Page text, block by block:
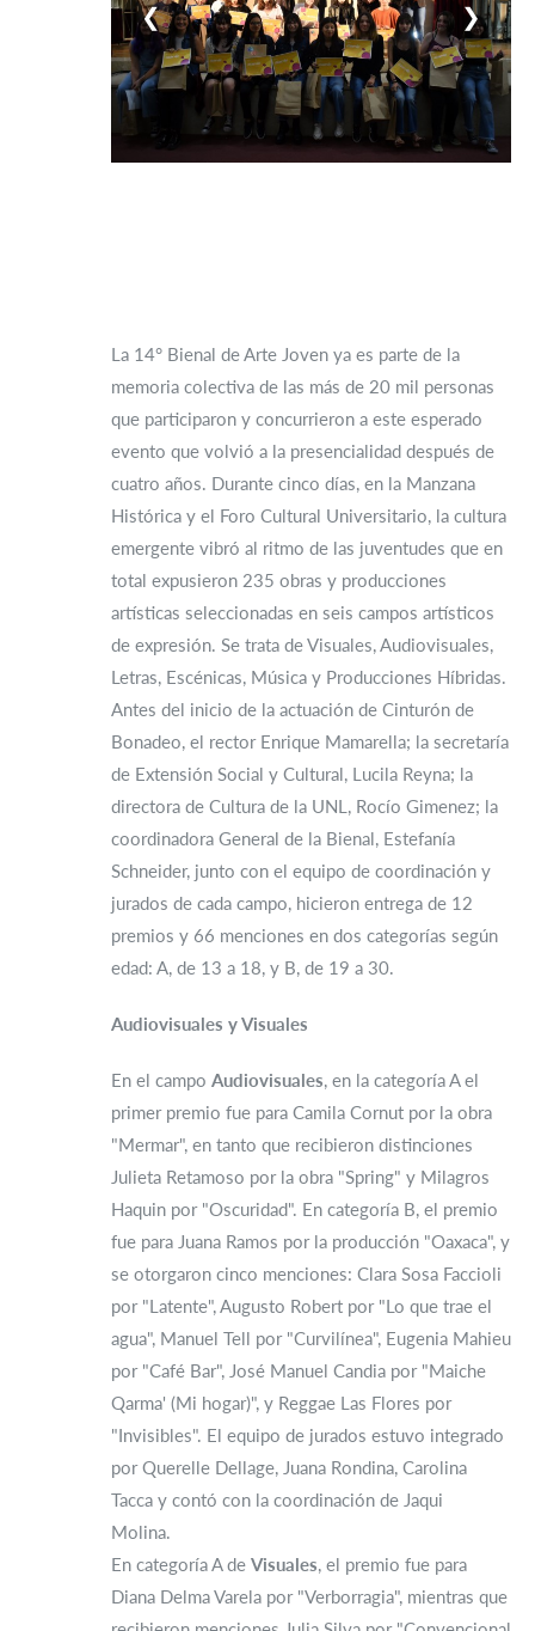
❮ ❯
La 14° Bienal de Arte Joven ya es parte de la
memoria colectiva de las más de 20 mil personas
que participaron y concurrieron a este esperado
evento que volvió a la presencialidad después de
cuatro años. Durante cinco días, en la Manzana
Histórica y el Foro Cultural Universitario, la cultura
emergente vibró al ritmo de las juventudes que en
total expusieron 235 obras y producciones
artísticas seleccionadas en seis campos artísticos
de expresión. Se trata de Visuales, Audiovisuales,
Letras, Escénicas, Música y Producciones Híbridas.
Antes del inicio de la actuación de Cinturón de
Bonadeo, el rector Enrique Mamarella; la secretaría
de Extensión Social y Cultural, Lucila Reyna; la
directora de Cultura de la UNL, Rocío Gimenez; la
coordinadora General de la Bienal, Estefanía
Schneider, junto con el equipo de coordinación y
jurados de cada campo, hicieron entrega de 12
premios y 66 menciones en dos categorías según
edad: A, de 13 a 18, y B, de 19 a 30.
Audiovisuales y Visuales
En el campo Audiovisuales, en la categoría A el
primer premio fue para Camila Cornut por la obra
"Mermar", en tanto que recibieron distinciones
Julieta Retamoso por la obra "Spring" y Milagros
Haquin por "Oscuridad". En categoría B, el premio
fue para Juana Ramos por la producción "Oaxaca", y
se otorgaron cinco menciones: Clara Sosa Faccioli
por "Latente", Augusto Robert por "Lo que trae el
agua", Manuel Tell por "Curvilínea", Eugenia Mahieu
por "Café Bar", José Manuel Candia por "Maiche
Qarma' (Mi hogar)", y Reggae Las Flores por
"Invisibles". El equipo de jurados estuvo integrado
por Querelle Dellage, Juana Rondina, Carolina
Tacca y contó con la coordinación de Jaqui
Molina.
En categoría A de Visuales, el premio fue para
Diana Delma Varela por "Verborragia", mientras que